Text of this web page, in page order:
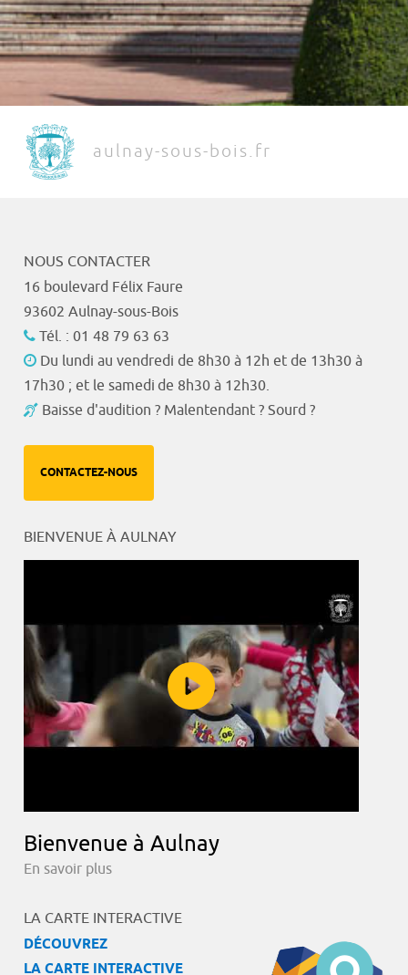
aulnay-sous-bois.fr
NOUS CONTACTER
16 boulevard Félix Faure
93602 Aulnay-sous-Bois
Tél. : 01 48 79 63 63
Du lundi au vendredi de 8h30 à 12h et de 13h30 à
17h30 ; et le samedi de 8h30 à 12h30.
Baisse d'audition ? Malentendant ? Sourd ?
CONTACTEZ-NOUS
BIENVENUE À AULNAY
Bienvenue à Aulnay
En savoir plus
LA CARTE INTERACTIVE
DÉCOUVREZ
LA CARTE INTERACTIVE